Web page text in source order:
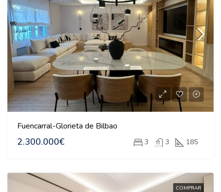
Fuencarral-Glorieta de Bilbao
2.300.000€ 3 3 185
COMPRAR